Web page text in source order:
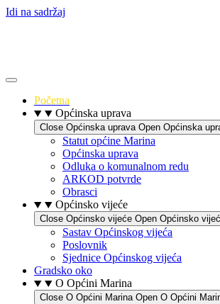
Idi na sadržaj
Početna
Općinska uprava
Close Općinska uprava Open Općinska
Statut općine Marina
Općinska uprava
Odluka o komunalnom redu
ARKOD potvrde
Obrasci
Općinsko vijeće
Close Općinsko vijeće Open Općinsko
Sastav Općinskog vijeća
Poslovnik
Sjednice Općinskog vijeća
Gradsko oko
O Općini Marina
Close O Općini Marina Open O Općini